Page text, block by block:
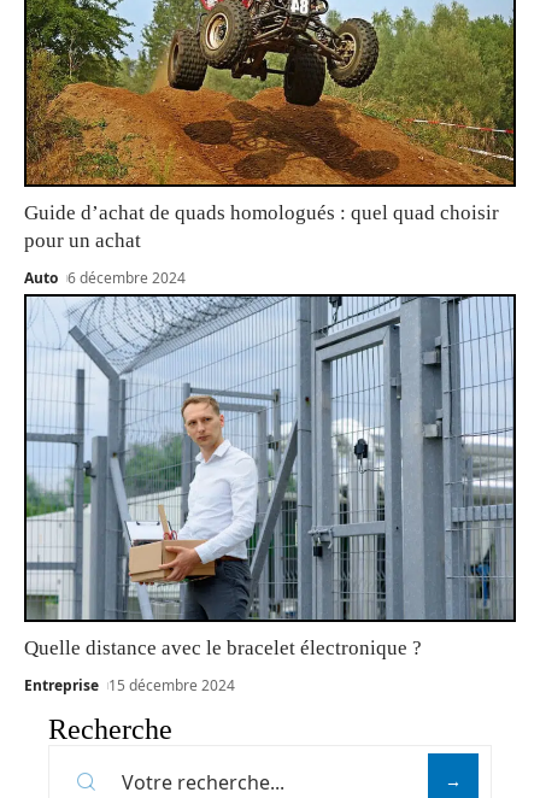
Guide d’achat de quads homologués : quel quad choisir
pour un achat
Auto 6 décembre 2024
Quelle distance avec le bracelet électronique ?
Entreprise 15 décembre 2024
Recherche